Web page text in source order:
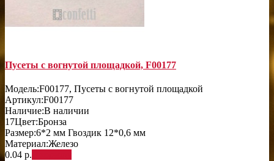
Пусеты с вогнутой площадкой, F00177
Модель:F00177, Пусеты с вогнутой площадкой
Артикул:F00177
Наличие:В наличии
17Цвет:Бронза
Размер:6*2 мм Гвоздик 12*0,6 мм
Материал:Железо
0.04 р.